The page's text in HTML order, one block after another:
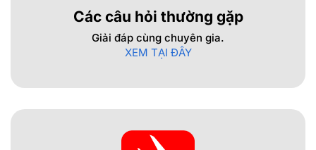
Các câu hỏi thường gặp
Giải đáp cùng chuyên gia.
XEM TẠI ĐÂY